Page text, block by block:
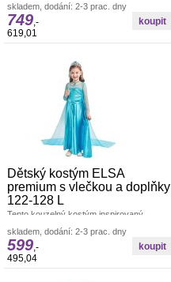
skladem, dodání: 2-3 prac. dny
749 ,-
619,01
Dětský kostým ELSA
premium s vlečkou a doplňky
122-128 L
Tento kouzelný kostým inspirovaný
ideální pro všechny malé princezny,
skladem, dodání: 2-3 prac. dny
599 ,-
495,04